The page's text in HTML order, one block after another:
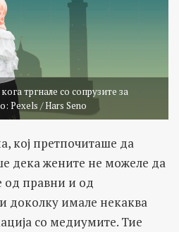
тргнале со сопрузите за
Pexels / Hars Seno
кој претпочиташе да
дека жените не можеле да
од правни и од
доколку имале некаква
со медиумите. Тие